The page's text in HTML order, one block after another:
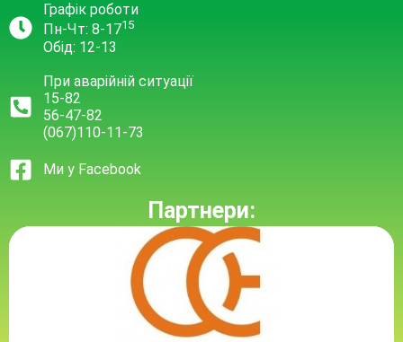
Графік роботи
Пн-Чт: 8-1715
Обід: 12-13
При аварійній ситуації
15-82
56-47-82
(067)110-11-73
Ми у Facebook
Партнери: